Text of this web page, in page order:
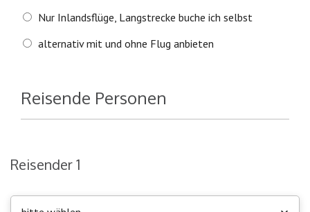
Nur Inlandsflüge, Langstrecke buche ich selbst
alternativ mit und ohne Flug anbieten
Reisende Personen
Reisender 1